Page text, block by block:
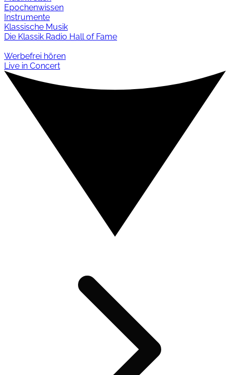
Epochenwissen
Instrumente
Klassische Musik
Die Klassik Radio Hall of Fame
Werbefrei hören
Live in Concert